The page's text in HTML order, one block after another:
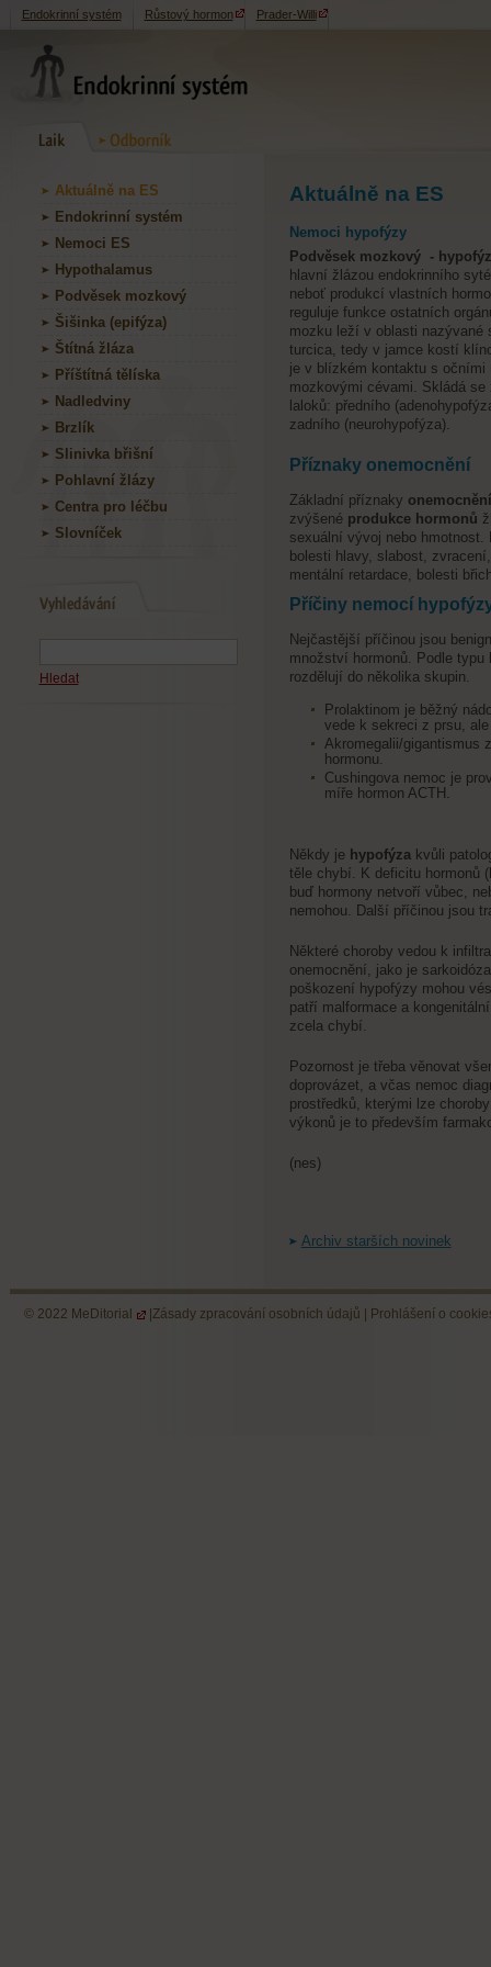
Endokrinní systém Růstový hormon Prader-Willi
Aktuálně na ES
Endokrinní systém
Nemoci ES
Hypothalamus
Podvěsek mozkový
Šišinka (epifýza)
Štítná žláza
Příštítná tělíska
Nadledviny
Brzlík
Slinivka břišní
Pohlavní žlázy
Centra pro léčbu
Slovníček
Hledat
Aktuálně na ES
Nemoci hypofýzy
Podvěsek mozkový -
hlavní žlázou endokrinního
neboť produkcí vlastních
reguluje funkce ostatních
mozku leží v oblasti nazývané
turcica, tedy v jamce kostí
je v blízkém kontaktu s očními
mozkovými cévami. Skládá se
laloků: předního
zadního (neurohypofýza).
Příznaky onemocnění
Základní příznaky
zvýšené produkce hormonů
sexuální vývoj nebo
bolesti hlavy, slabost,
mentální retardace, bolesti
Příčiny nemocí
Nejčastější příčinou jsou
množství hormonů. Podle
rozdělují do několika skupin.
Prolaktinom je běžný
vede k sekreci z prsu,
Akromegalii/gigantismus
hormonu.
Cushingova nemoc je
míře hormon ACTH.
Někdy je hypofýza kvůli
těle chybí. K deficitu hormonů
buď hormony netvoří vůbec,
nemohou. Další příčinou jsou
Některé choroby vedou k
onemocnění, jako je
poškození hypofýzy mohou
patří malformace a
zcela chybí.
Pozornost je třeba věnovat
doprovázet, a včas nemoc
prostředků, kterými lze
výkonů je to především
(nes)
Archiv starších novinek
© 2022 MeDitorial | Zásady zpracování osobních údajů Prohlášení o